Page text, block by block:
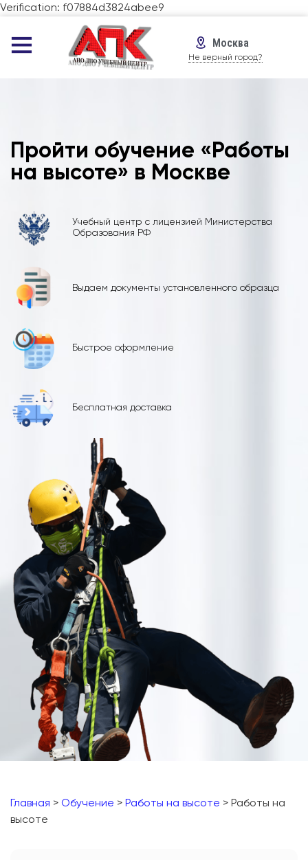
Verification: f07884d3824abee9
Москва
Не верный город?
Пройти обучение «Работы
на высоте» в Москве
Учебный центр с лицензией Министерства
Образования РФ
Выдаем документы установленного образца
Быстрое оформление
Бесплатная доставка
Главная > Обучение > Работы на высоте > Работы на
высоте